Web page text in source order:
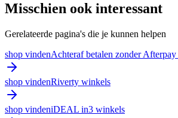
Misschien ook interessant
Gerelateerde pagina's die je kunnen helpen
shop vindenAchteraf betalen zonder
shop vindenRiverty winkels
shop vindeniDEAL in3 winkels